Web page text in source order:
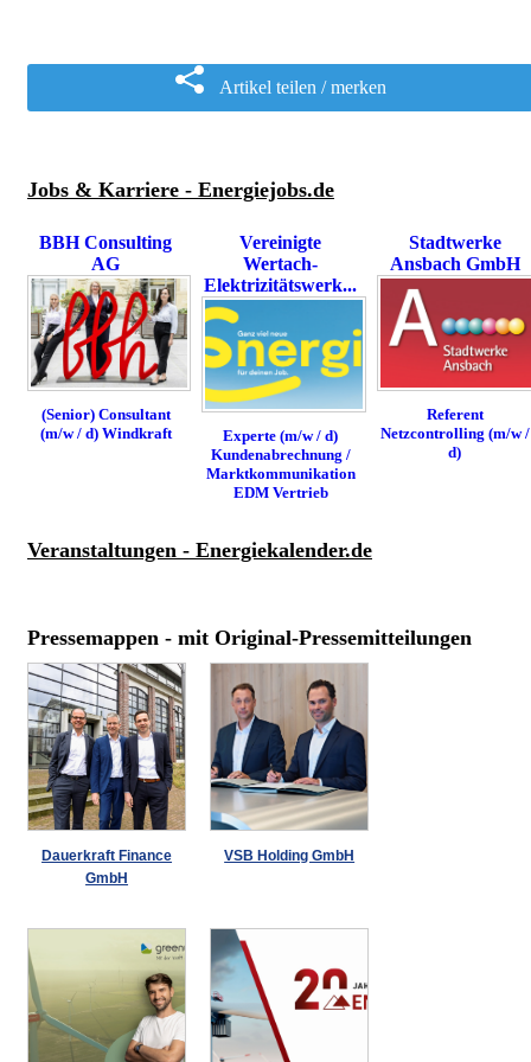
Artikel teilen / merken
Jobs & Karriere - Energiejobs.de
BBH Consulting
AG
(Senior) Consultant
(m/w / d) Windkraft
Vereinigte
Wertach-
Elektrizitätswerk...
Experte (m/w / d)
Kundenabrechnung /
Marktkommunikation
EDM Vertrieb
Stadtwerke
Ansbach GmbH
Referent
Netzcontrolling (m/w /
d)
Veranstaltungen - Energiekalender.de
Pressemappen - mit Original-Pressemitteilungen
Dauerkraft Finance
GmbH
VSB Holding GmbH